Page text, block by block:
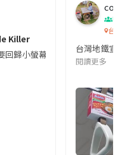
Killer
回歸小螢幕啦!這次的劇本改編
co
吹
台灣
台灣地鐵宣
閱讀更多